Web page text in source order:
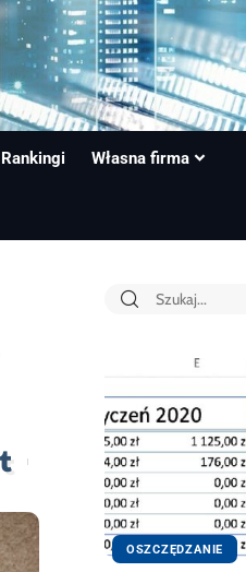
Rankingi Własna firma
OSZCZĘDZANIE